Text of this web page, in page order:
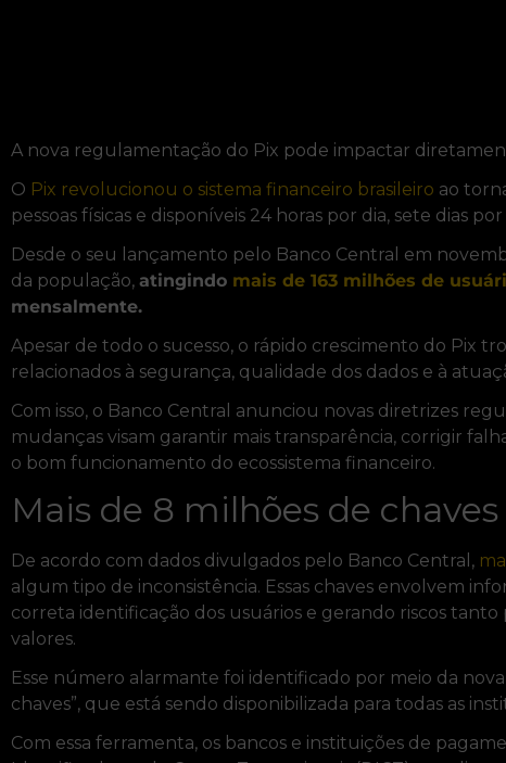
A nova regulamentação do Pix pode impactar
O Pix revolucionou o sistema financeiro brasileiro ao
pessoas físicas e disponíveis 24 horas por dia, sete dias por
Desde o seu lançamento pelo Banco Central em
da população, atingindo mais de 163 milhões de
mensalmente.
Apesar de todo o sucesso, o rápido crescimento do Pix
relacionados à segurança, qualidade dos dados e à
Com isso, o Banco Central anunciou novas diretrizes
mudanças visam garantir mais transparência, corrigir
o bom funcionamento do ecossistema financeiro.
Mais de 8 milhões de
De acordo com dados divulgados pelo Banco Central,
algum tipo de inconsistência. Essas chaves envolvem
correta identificação dos usuários e gerando riscos
valores.
Esse número alarmante foi identificado por meio da
chaves”, que está sendo disponibilizada para todas as
Com essa ferramenta, os bancos e instituições de